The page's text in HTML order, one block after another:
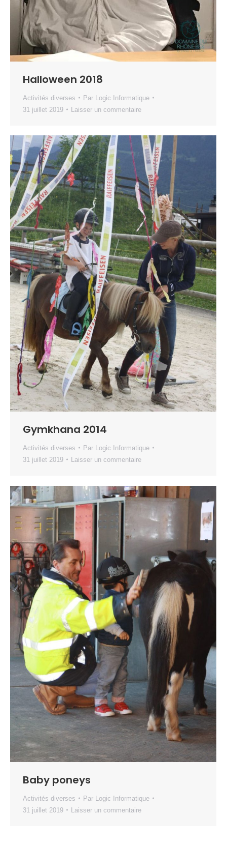
Halloween 2018
Activités diverses Par Logic Informatique
31 juillet 2019
Laisser un commentaire
Gymkhana 2014
Activités diverses Par
Logic Informatique
31 juillet 2019
Laisser un commentaire
Baby poneys
Activités diverses Par
Logic Informatique
31 juillet 2019
Laisser un commentaire